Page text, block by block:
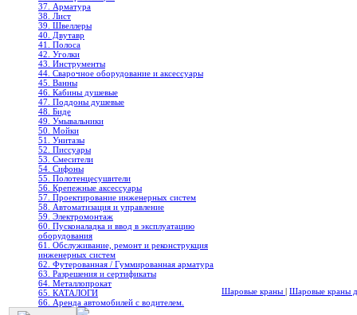
37. Арматура
38. Лист
39. Швеллеры
40. Двутавр
41. Полоса
42. Уголки
43. Инструменты
44. Сварочное оборудование и аксессуары
45. Ванны
46. Кабины душевые
47. Поддоны душевые
48. Биде
49. Умывальники
50. Мойки
51. Унитазы
52. Писсуары
53. Смесители
54. Сифоны
55. Полотенцесушители
56. Крепежные аксессуары
57. Проектирование инженерных систем
58. Автоматизация и управление
59. Электромонтаж
60. Пусконаладка и ввод в эксплуатацию
оборудования
61. Обслуживание, ремонт и реконструкция
инженерных систем
62. Футерованная / Гуммированная арматура
63. Разрешения и сертификаты
64. Металлопрокат
65. КАТАЛОГИ
66. Аренда автомобилей с водителем.
Шаровые краны | Шаровые краны